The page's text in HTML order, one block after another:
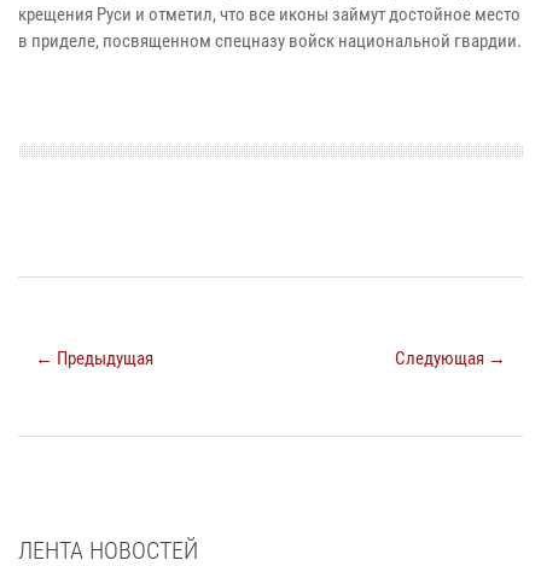
крещения Руси и отметил, что все иконы займут достойное место
в приделе, посвященном спецназу войск национальной гвардии.
← Предыдущая Следующая →
ЛЕНТА НОВОСТЕЙ